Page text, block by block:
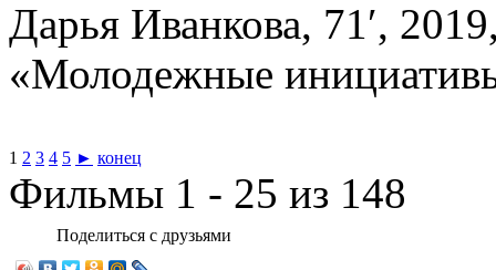
Дарья Иванкова, 71′,
«Молодежные
1 2 3 4 5 ► конец
Фильмы 1 - 25 из 148
Поделиться с друзьями